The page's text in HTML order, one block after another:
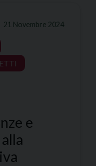
21 Novembre 2024
e